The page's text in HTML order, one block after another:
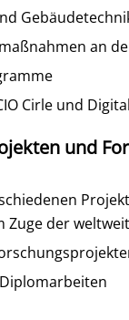
an
Cirle und
und
Zuge der